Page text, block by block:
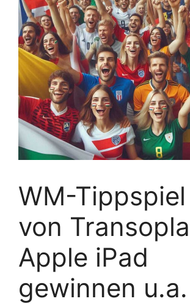
WM-
von
Apple iPad
gewinnen u.a.